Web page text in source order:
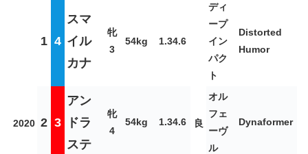
2020
1 4
スマ
イル
カナ
牝
3
54kg 1.34.6
良
ディ
ープ
イン
パク
ト
Distorted
Humor
2 3
アン
ドラ
ステ
牝
4
54kg 1.34.6
オル
フェ
ーヴ
ル
Dynaformer